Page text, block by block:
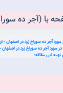
با (آجر ده
مورد آجر ده سوراخ زرد در اصفهان -
مورد آجر ده سوراخ زرد در اصفهان
این مقاله: